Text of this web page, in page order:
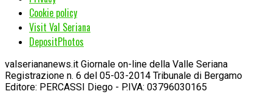
Cookie policy
Visit Val Seriana
DepositPhotos
valseriananews.it Giornale on-line della Valle Seriana
Registrazione n. 6 del 05-03-2014 Tribunale di Bergamo
Editore: PERCASSI Diego - P.IVA: 03796030165